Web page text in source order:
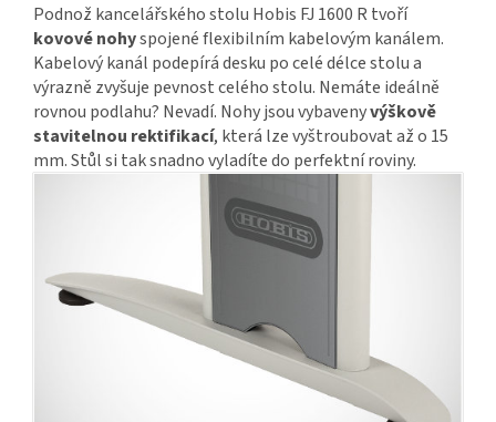
Podnož kancelářského stolu Hobis FJ 1600 R tvoří
kovové nohyspojené flexibilním kabelovým kanálem.
Kabelový kanál podepírá desku po celé délce stolu a
výrazně zvyšuje pevnost celého stolu. Nemáte ideálně
rovnou podlahu? Nevadí. Nohy jsou vybavenyvýškově
stavitelnou rektifikací, která lze vyštroubovat až o 15
mm. Stůl si tak snadno vyladíte do perfektní roviny.